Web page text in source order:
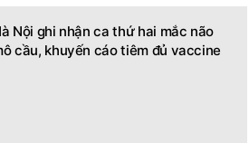
Nội ghi nhận ca thứ hai mắc não
cầu, khuyến cáo tiêm đủ vaccine